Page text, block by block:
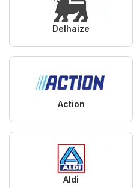
Delhaize
Action
Aldi